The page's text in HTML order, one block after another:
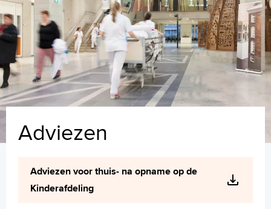
Werken en leren
Medewerkers
Contact
MijnASz
Adviezen
Adviezen voor thuis- na opname op de
Kinderafdeling